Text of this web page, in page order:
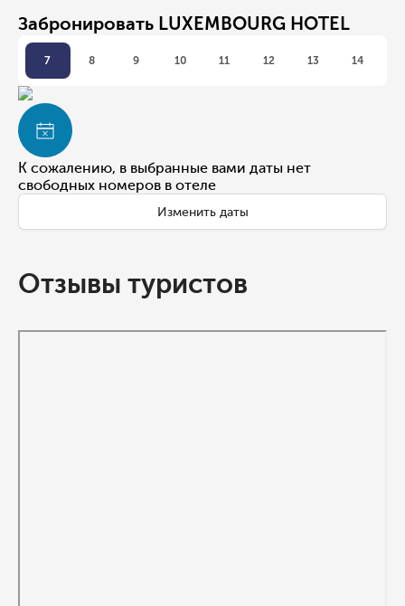
Забронировать LUXEMBOURG HOTEL
7 8 9 10 11 12 13 14
К сожалению, в выбранные вами даты нет
свободных номеров в отеле
Изменить даты
Отзывы туристов